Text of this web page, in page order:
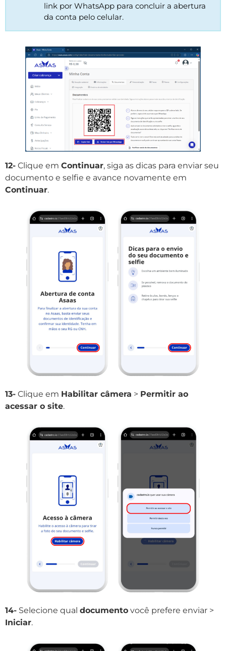
link por WhatsApp para concluir a abertura
da conta pelo celular.
12- Clique em Continuar, siga as dicas para enviar seu
documento e selfie e avance novamente em
Continuar.
13- Clique em Habilitar câmera > Permitir ao
acessar o site.
14- Selecione qual documento você prefere enviar >
Iniciar.